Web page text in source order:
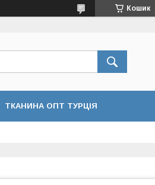
Кошик
ТКАНИНА ОПТ ТУРЦІЯ